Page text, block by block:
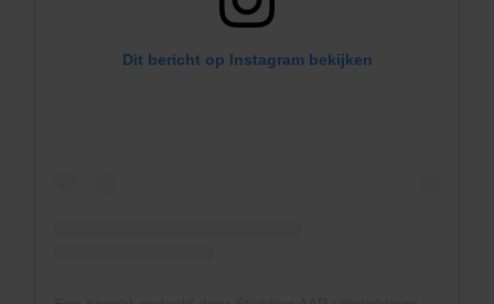
Dit bericht op Instagram bekijken